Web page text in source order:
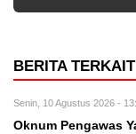
BERITA TERKAIT
Senin, 10 Agustus 2026 -
Oknum Pengawas